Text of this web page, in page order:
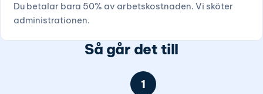
Du betalar bara 50% av arbetskostnaden. Vi sköter
administrationen.
Så går det till
1